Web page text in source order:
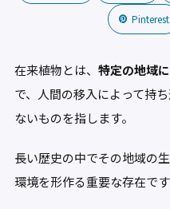
Pinterest
在来植物とは、 特定の地域
で、人間の移入によって持
ないものを指します。
長い歴史の中でその地域の
環境を形作る重要な存在です